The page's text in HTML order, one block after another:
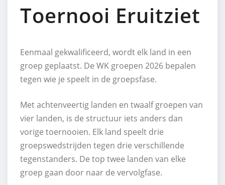
Toernooi Eruitziet
Eenmaal gekwalificeerd, wordt elk land in een
groep geplaatst. De WK groepen 2026 bepalen
tegen wie je speelt in de groepsfase.
Met achtenveertig landen en twaalf groepen van
vier landen, is de structuur iets anders dan
vorige toernooien. Elk land speelt drie
groepswedstrijden tegen drie verschillende
tegenstanders. De top twee landen van elke
groep gaan door naar de vervolgfase.